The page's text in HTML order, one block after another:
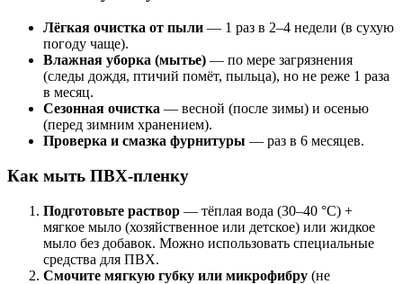
Лёгкая очистка от пыли — 1 раз в 2–4 недели (в сухую
погоду чаще).
Влажная уборка (мытье) — по мере загрязнения
(следы дождя, птичий помёт, пыльца), но не реже 1 раза
в месяц.
Сезонная очистка — весной (после зимы) и осенью
(перед зимним хранением).
Проверка и смазка фурнитуры — раз в 6 месяцев.
Как мыть ПВХ-пленку
Подготовьте раствор — тёплая вода (30–40 °C) +
мягкое мыло (хозяйственное или детское) или жидкое
мыло без добавок. Можно использовать специальные
средства для ПВХ.
Смочите мягкую губку или микрофибру (не